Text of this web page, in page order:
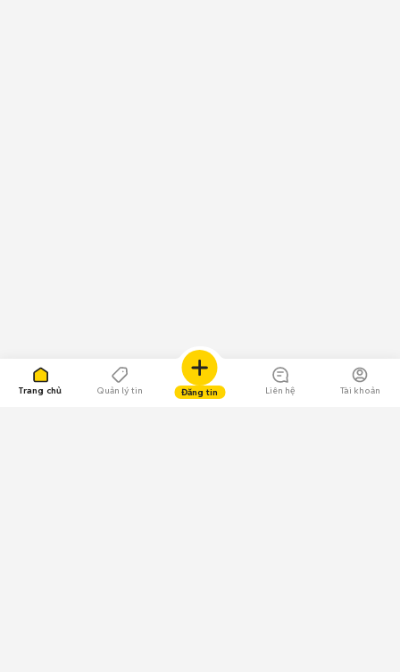
Trang chủ Quản lý tin Đăng tin Liên hệ Tài khoản